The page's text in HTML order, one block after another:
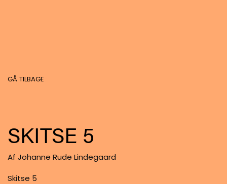
GÅ TILBAGE
SKITSE 5
Af Johanne Rude Lindegaard
Skitse 5